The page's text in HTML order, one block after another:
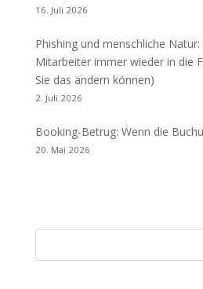
16. Juli 2026
Phishing und menschliche
Mitarbeiter immer wieder in die
Sie das ändern können)
2. Juli 2026
Booking-Betrug: Wenn die
20. Mai 2026